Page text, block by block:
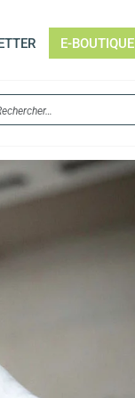
E-BOUTIQUE